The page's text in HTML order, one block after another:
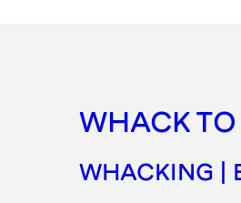
WHACK
WHACKING |